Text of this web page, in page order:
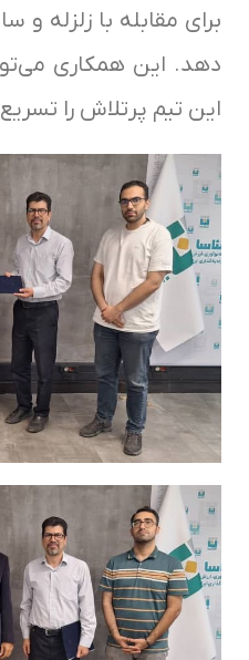
برای مقابله با زلزله و
دهد. این همکاری
این تیم پرتلاش را